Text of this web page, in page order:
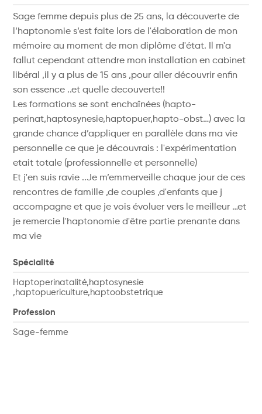
Sage femme depuis plus de 25 ans, la découverte de
l’haptonomie s’est faite lors de l'élaboration de mon
mémoire au moment de mon diplôme d'état. Il m'a
fallut cependant attendre mon installation en cabinet
libéral ,il y a plus de 15 ans ,pour aller découvrir enfin
son essence ..et quelle decouverte!!
Les formations se sont enchaînées (hapto-
perinat,haptosynesie,haptopuer,hapto-obst…) avec la
grande chance d’appliquer en parallèle dans ma vie
personnelle ce que je découvrais : l'expérimentation
etait totale (professionnelle et personnelle)
Et j'en suis ravie ..Je m’emmerveille chaque jour de ces
rencontres de famille ,de couples ,d'enfants que j
accompagne et que je vois évoluer vers le meilleur …et
je remercie l'haptonomie d'être partie prenante dans
ma vie
Spécialité
Haptoperinatalité,haptosynesie
,haptopuericulture,haptoobstetrique
Profession
Sage-femme